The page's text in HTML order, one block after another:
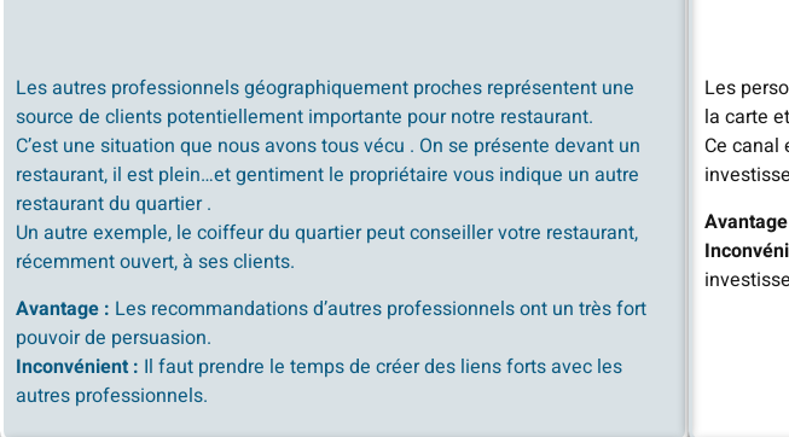
Les autres professionnels géographiquement proches représentent une
source de clients potentiellement importante pour notre restaurant.
C’est une situation que nous avons tous vécu . On se présente devant un
restaurant, il est plein…et gentiment le propriétaire vous indique un autre
restaurant du quartier .
Un autre exemple, le coiffeur du quartier peut conseiller votre restaurant,
récemment ouvert, à ses clients.
Avantage : Les recommandations d’autres professionnels ont un très fort
pouvoir de persuasion.
Inconvénient : Il faut prendre le temps de créer des liens forts avec les
autres professionnels.
Les
la carte
Ce canal